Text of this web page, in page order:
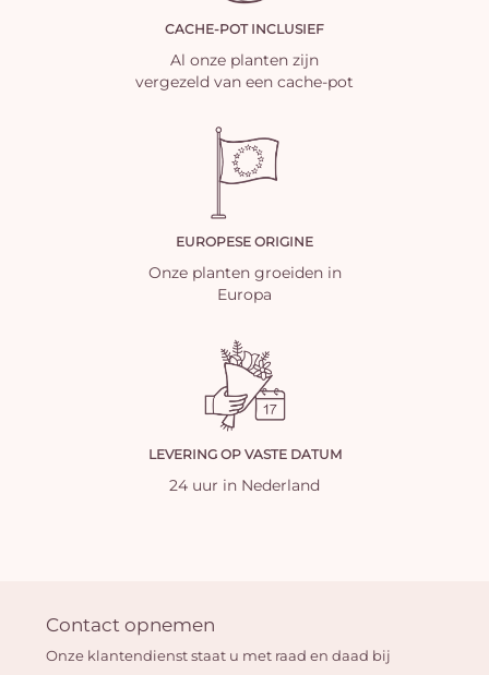
CACHE-POT INCLUSIEF
Al onze planten zijn
vergezeld van een cache-pot
EUROPESE ORIGINE
Onze planten groeiden in
Europa
LEVERING OP VASTE DATUM
24 uur in Nederland
Contact opnemen
Onze klantendienst staat u met raad en daad bij